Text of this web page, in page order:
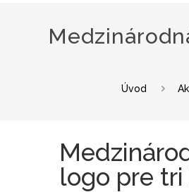
Úvod
logo pre tri